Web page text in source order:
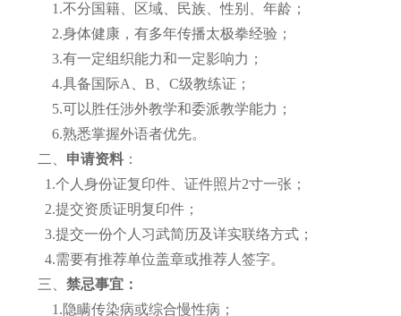
1.不分国籍、区域、民族、性别、年龄；
2.身体健康，有多年传播太极拳经验；
3.有一定组织能力和一定影响力；
4.具备国际A B C级教练证；
5.可以胜任涉外教学和委派教学能力；
6.熟悉掌握外语者优先。
二、 申请资料 ：
1.个人身份证复印件、证件照片2寸一张；
2.提交资质证明复印件；
3.提交一份个人习武简历及详实联络方式；
4.需要有推荐单位盖章或推荐人签字。
三、 禁忌事宜：
1.隐瞒传染病或综合慢性病；